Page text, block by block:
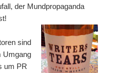
der Mundpropaganda
sind
Umgang
um PR